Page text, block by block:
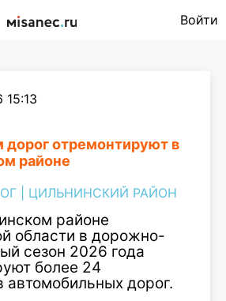
Войти
дорог отремонтируют в
районе
ЦИЛЬНИНСКИЙ РАЙОН
районе
области в дорожно-
сезон 2026 года
более 24
автомобильных дорог.